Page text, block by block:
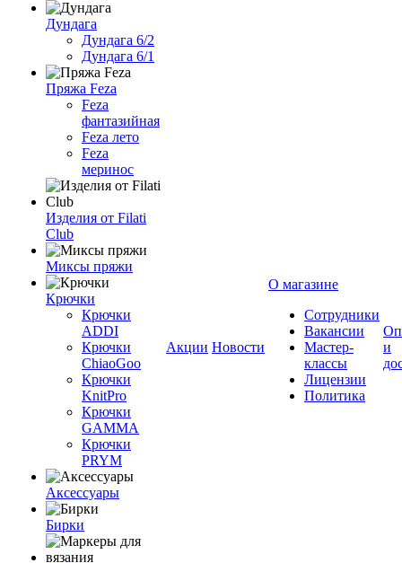
Дундага
Дундага 6/2
Дундага 6/1
Пряжа Feza
Feza
фантазийная
Feza лето
Feza
меринос
Изделия от Filati
Club
Миксы пряжи
Крючки
Крючки
ADDI
Крючки
ChiaoGoo
Крючки
KnitPro
Крючки
GAMMA
Крючки
PRYM
Аксессуары
Бирки
Акции Новости
О магазине
Сотрудники
Вакансии
Мастер-
классы
Лицензии
Политика
и